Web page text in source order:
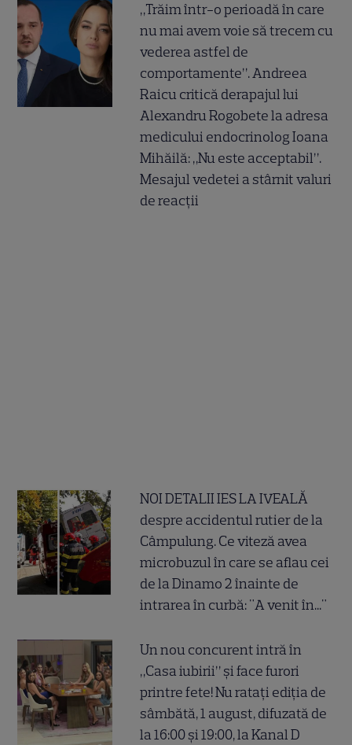
„Trăim într-o perioadă în care
nu mai avem voie să trecem cu
vederea astfel de
comportamente”. Andreea
Raicu critică derapajul lui
Alexandru Rogobete la adresa
medicului endocrinolog Ioana
Mihăilă: „Nu este acceptabil”.
Mesajul vedetei a stârnit valuri
de reacții
NOI DETALII IES LA IVEALĂ
despre accidentul rutier de la
Câmpulung. Ce viteză avea
microbuzul în care se aflau cei
de la Dinamo 2 înainte de
intrarea în curbă: "A venit în..."
Un nou concurent intră în
„Casa iubirii” și face furori
printre fete! Nu ratați ediția de
sâmbătă, 1 august, difuzată de
la 16:00 și 19:00, la Kanal D